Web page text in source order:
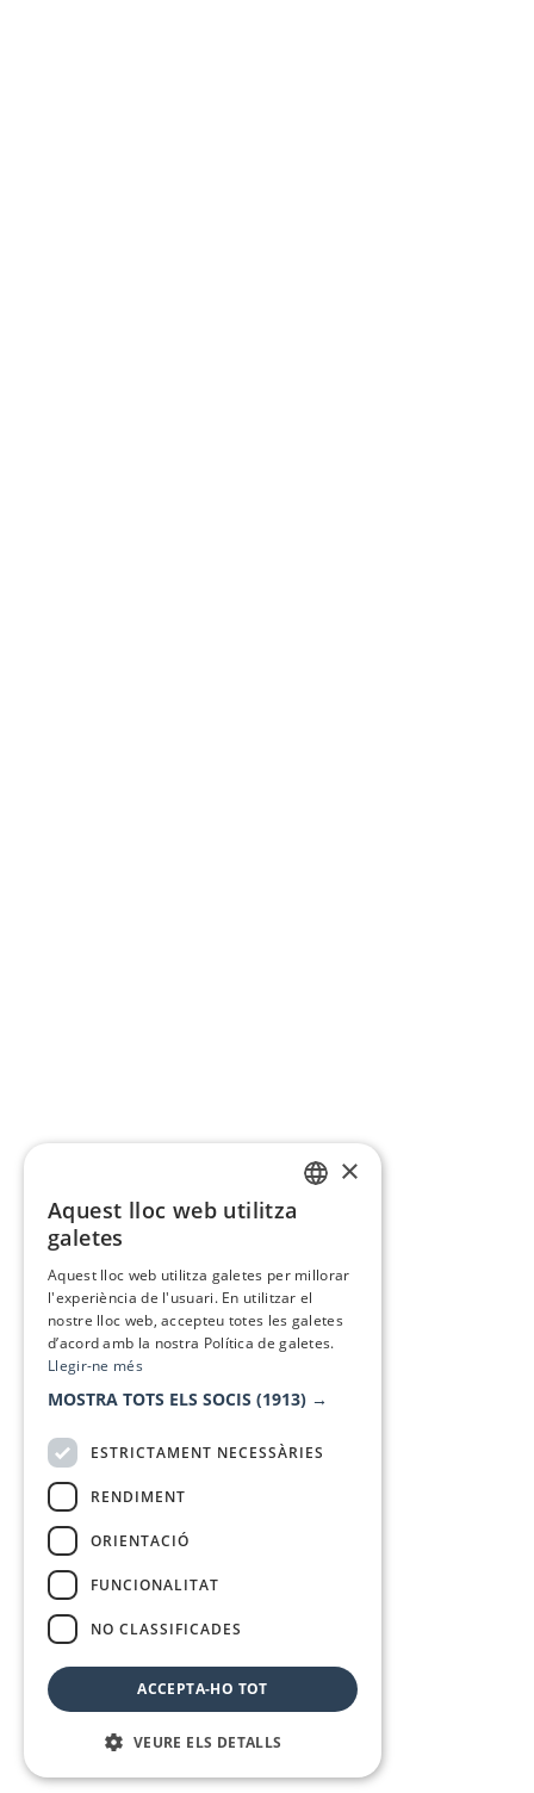
×
Aquest lloc web utilitza
galetes
Aquest lloc web utilitza galetes per millorar
l'experiència de l'usuari. En utilitzar el
nostre lloc web, accepteu totes les galetes
d’acord amb la nostra Política de galetes.
Llegir-ne més
MOSTRA TOTS ELS SOCIS (1913) →
ESTRICTAMENT NECESSÀRIES
RENDIMENT
ORIENTACIÓ
FUNCIONALITAT
NO CLASSIFICADES
ACCEPTA-HO TOT
VEURE ELS DETALLS